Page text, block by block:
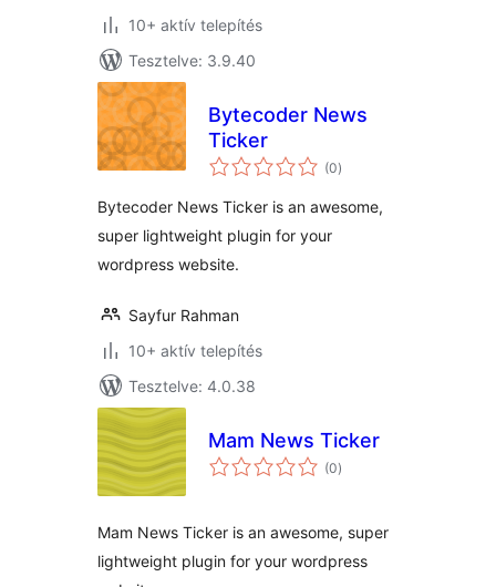
10+ aktív telepítés
Tesztelve: 3.9.40
Bytecoder News
Ticker
(0értékelés
összesen
)
Bytecoder News Ticker is an awesome,
super lightweight plugin for your
wordpress website.
Sayfur Rahman
10+ aktív telepítés
Tesztelve: 4.0.38
Mam News Ticker
(0értékelés
összesen
)
Mam News Ticker is an awesome, super
lightweight plugin for your wordpress